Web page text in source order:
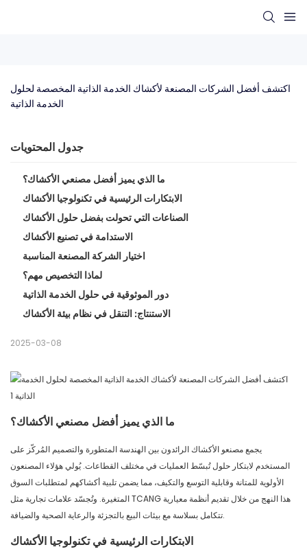
اكتشف أفضل الشركات المصنعة لأكشاك الخدمة الذاتية المخصصة لحلول
الخدمة الذاتية
جدول المحتويات
ما الذي يميز أفضل مصنعي الأكشاك؟
الابتكارات الرئيسية في تكنولوجيا الأكشاك
الصناعات التي تحولت بفضل حلول الأكشاك
الاستدامة في تصنيع الأكشاك
اختيار الشركة المصنعة المناسبة
لماذا التخصيص مهم؟
دور الموثوقية في حلول الخدمة الذاتية
الاستنتاج: التنقل في نظام بيئة الأكشاك
2025-03-08
ما الذي يميز أفضل مصنعي الأكشاك؟
يجمع مصنعو الأكشاك الرائدون بين الهندسة المتطورة والتصميم المُركّز على
المستخدم لابتكار حلول تُبسّط العمليات في مختلف القطاعات. يُولي هؤلاء المصنعون
الأولوية للمتانة وقابلية التوسع والتكيف، مما يضمن تلبية أكشاكهم لمتطلبات السوق
المتغيرة. وتُجسّد علامات تجارية مثل TCANG هذا النهج من خلال تقديم أنظمة معيارية
تتكامل بسلاسة مع بيئات البيع بالتجزئة والرعاية الصحية والضيافة.
الابتكارات الرئيسية في تكنولوجيا الأكشاك